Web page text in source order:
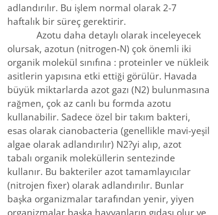
adlandırılır. Bu işlem normal olarak 2-7
haftalık bir süreç gerektirir.
Azotu daha detaylı olarak inceleyecek
olursak, azotun (nitrogen-N) çok önemli iki
organik molekül sınıfına : proteinler ve nükleik
asitlerin yapısına etki ettiği görülür. Havada
büyük miktarlarda azot gazı (N2) bulunmasına
rağmen, çok az canlı bu formda azotu
kullanabilir. Sadece özel bir takım bakteri,
esas olarak cianobacteria (genellikle mavi-yeşil
algae olarak adlandırılır) N2?yi alıp, azot
tabalı organik moleküllerin sentezinde
kullanır. Bu bakteriler azot tamamlayıcılar
(nitrojen fixer) olarak adlandırılır. Bunlar
başka organizmalar tarafından yenir, yiyen
organizmalar başka hayvanların gıdası olur ve